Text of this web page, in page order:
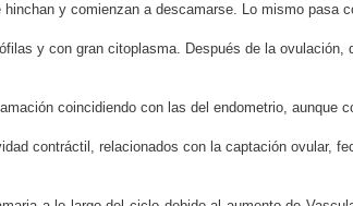
y comienzan a descamarse. Lo mismo pasa
y con gran citoplasma. Después de la
coincidiendo con las del endometrio,
contráctil, relacionados con la captación ovular,